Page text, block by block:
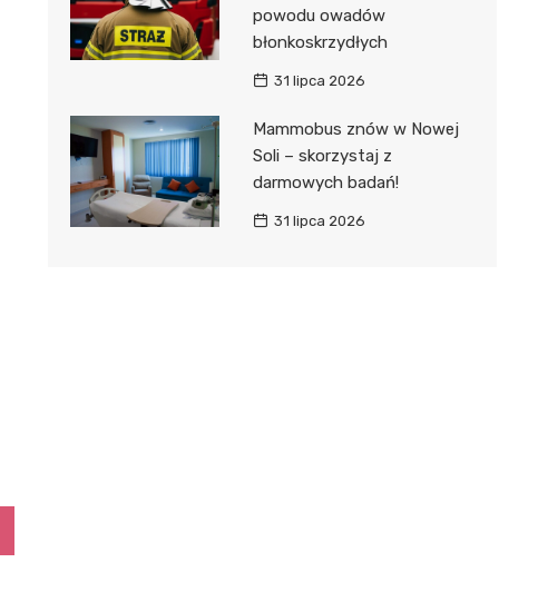
powodu owadów
błonkoskrzydłych
31 lipca 2026
Mammobus znów w Nowej
Soli – skorzystaj z
darmowych badań!
31 lipca 2026